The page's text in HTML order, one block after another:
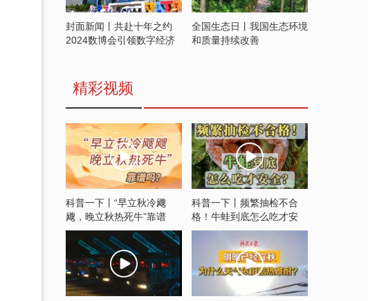
封面新闻丨共赴十年之约
2024数博会引领数字经济
全国生态日丨我国生态环境
和质量持续改善
精彩视频
科普一下丨“早立秋冷飕
飕，晚立秋热死牛”靠谱
吗？
科普一下丨频繁抽检不合
格！牛蛙到底怎么吃才安
全？